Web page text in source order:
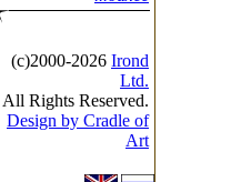
(с)2000-2026 Irond
Ltd.
All Rights Reserved.
Design by Cradle of
Art